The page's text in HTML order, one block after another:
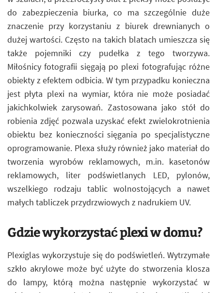
do zabezpieczenia biurka, co ma szczególnie duże
znaczenie przy korzystaniu z biurek drewnianych o
dużej wartości. Często na takich blatach umieszcza się
także pojemniki czy pudełka z tego tworzywa.
Miłośnicy fotografii sięgają po plexi fotografując różne
obiekty z efektem odbicia. W tym przypadku konieczna
jest płyta plexi na wymiar, która nie może posiadać
jakichkolwiek zarysowań. Zastosowana jako stół do
robienia zdjęć pozwala uzyskać efekt zwielokrotnienia
obiektu bez konieczności sięgania po specjalistyczne
oprogramowanie. Plexa służy również jako materiał do
tworzenia wyrobów reklamowych, m.in. kasetonów
reklamowych, liter podświetlanych LED, pylonów,
wszelkiego rodzaju tablic wolnostojących a nawet
małych tabliczek przydrzwiowych z nadrukiem UV.
Gdzie wykorzystać plexi w domu?
Plexiglas wykorzystuje się do podświetleń. Wytrzymałe
szkło akrylowe może być użyte do stworzenia klosza
do lampy, którą można następnie wykorzystać w